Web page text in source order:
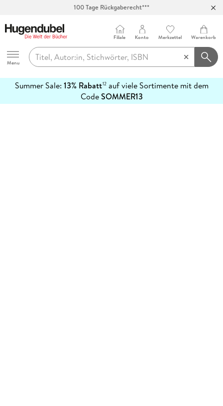
100 Tage Rückgaberecht***
Hugendubel
Menu
Filiale Konto Merkzettel Warenkorb
Summer Sale: 13% Rabatt12auf viele Sortimente mit dem
CodeSOMMER13
erfahren